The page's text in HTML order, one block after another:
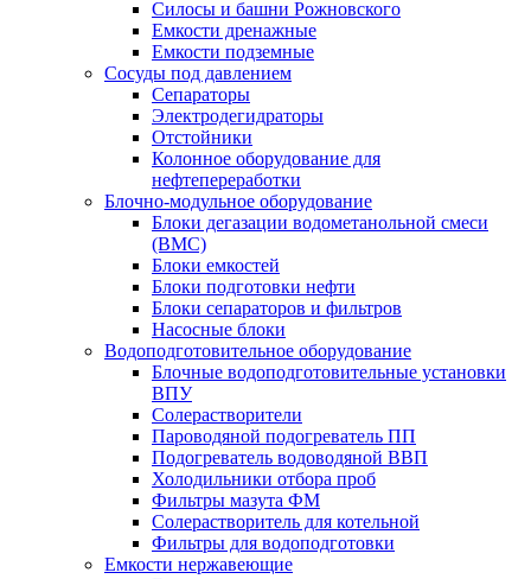
Силосы и башни Рожновского
Емкости дренажные
Емкости подземные
Сосуды под давлением
Сепараторы
Электродегидраторы
Отстойники
Колонное оборудование для
нефтепереработки
Блочно-модульное оборудование
Блоки дегазации водометанольной смеси
(BMC)
Блоки емкостей
Блоки подготовки нефти
Блоки сепараторов и фильтров
Насосные блоки
Водоподготовительное оборудование
Блочные водоподготовительные установки
ВПУ
Солерастворители
Пароводяной подогреватель ПП
Подогреватель водоводяной ВВП
Холодильники отбора проб
Фильтры мазута ФМ
Солерастворитель для котельной
Фильтры для водоподготовки
Емкости нержавеющие